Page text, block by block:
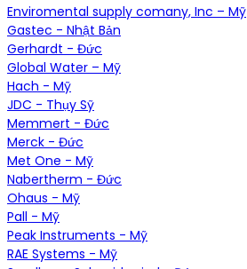
Enviromental supply comany, Inc – Mỹ
Gastec - Nhật Bản
Gerhardt - Đức
Global Water – Mỹ
Hach - Mỹ
JDC - Thụy Sỹ
Memmert - Đức
Merck - Đức
Met One - Mỹ
Nabertherm - Đức
Ohaus - Mỹ
Pall - Mỹ
Peak Instruments - Mỹ
RAE Systems - Mỹ